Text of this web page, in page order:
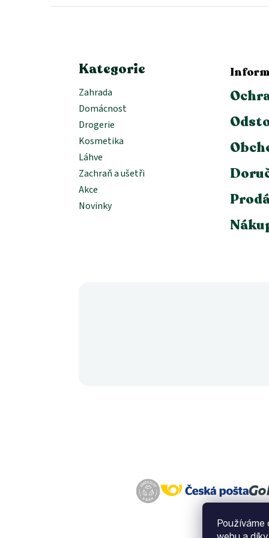
Používáme
Kategorie
Zahrada
Domácnost
Drogerie
Kosmetika
Láhve
Zachraň a ušetři
Akce
Novinky